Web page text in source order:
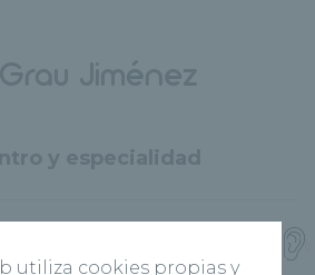
Jiménez
y especialidad
utiliza cookies propias y